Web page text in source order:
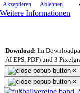
Akzeptieren Ablehnen
Weitere Informationen
Download: Im
AI EPS, PDF) und 3
×
×